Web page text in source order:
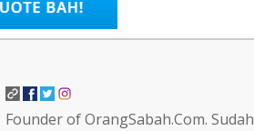
Founder of OrangSabah.Com.